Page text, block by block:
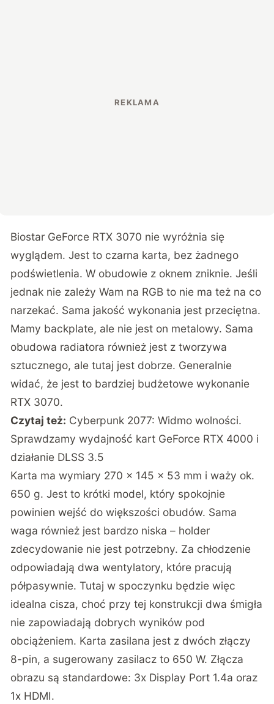
Biostar GeForce RTX 3070 nie wyróżnia się
wyglądem. Jest to czarna karta, bez żadnego
podświetlenia. W obudowie z oknem zniknie. Jeśli
jednak nie zależy Wam na RGB to nie ma też na co
narzekać. Sama jakość wykonania jest przeciętna.
Mamy backplate, ale nie jest on metalowy. Sama
obudowa radiatora również jest z tworzywa
sztucznego, ale tutaj jest dobrze. Generalnie
widać, że jest to bardziej budżetowe wykonanie
RTX 3070.
Czytaj też: Cyberpunk 2077: Widmo wolności.
Sprawdzamy wydajność kart GeForce RTX 4000 i
działanie DLSS 3.5
Karta ma wymiary 270 x 145 x 53 mm i waży ok.
650 g. Jest to krótki model, który spokojnie
powinien wejść do większości obudów. Sama
waga również jest bardzo niska – holder
zdecydowanie nie jest potrzebny. Za chłodzenie
odpowiadają dwa wentylatory, które pracują
półpasywnie. Tutaj w spoczynku będzie więc
idealna cisza, choć przy tej konstrukcji dwa śmigła
nie zapowiadają dobrych wyników pod
obciążeniem. Karta zasilana jest z dwóch złączy
8-pin, a sugerowany zasilacz to 650 W. Złącza
obrazu są standardowe: 3x Display Port 1.4a oraz
1x HDMI.